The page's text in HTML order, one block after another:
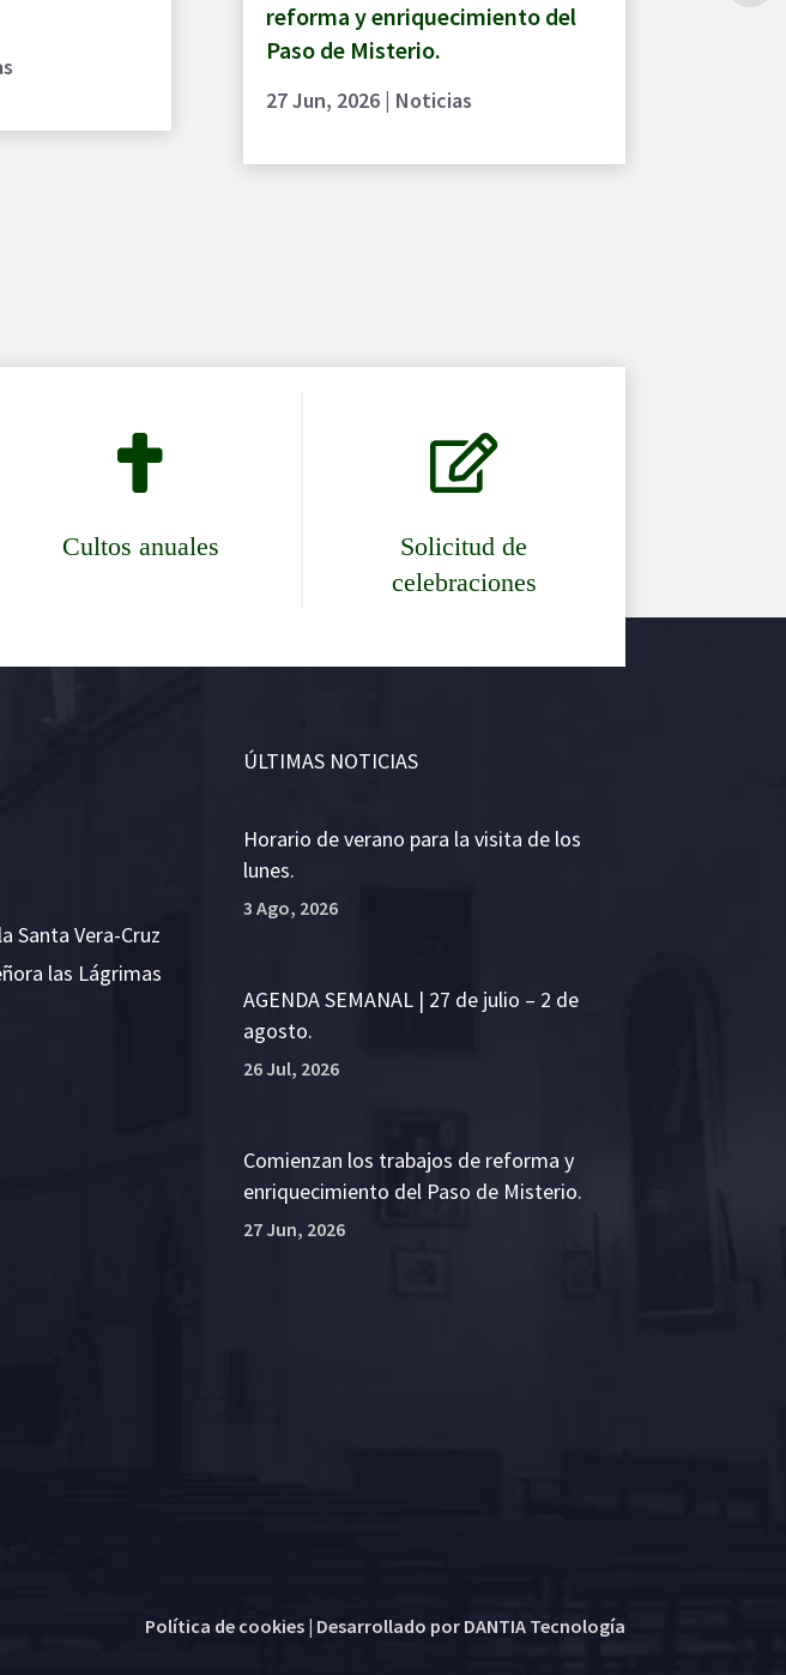
reforma y enriquecimiento del
Paso de Misterio.
27 Jun, 2026| Noticias

Cultos anuales

Solicitud de
celebraciones
Santa Vera-Cruz
las Lágrimas
ÚLTIMAS NOTICIAS
Horario de verano para la visita de los
lunes.
3 Ago, 2026
AGENDA SEMANAL | 27 de julio – 2 de
agosto.
26 Jul, 2026
Comienzan los trabajos de reforma y
enriquecimiento del Paso de Misterio.
27 Jun, 2026
Política de cookies| Desarrollado por DANTIA Tecnología